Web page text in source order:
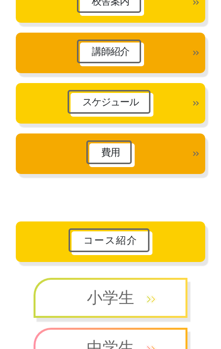
講師紹介
スケジュール
費用
コース紹介
小学生